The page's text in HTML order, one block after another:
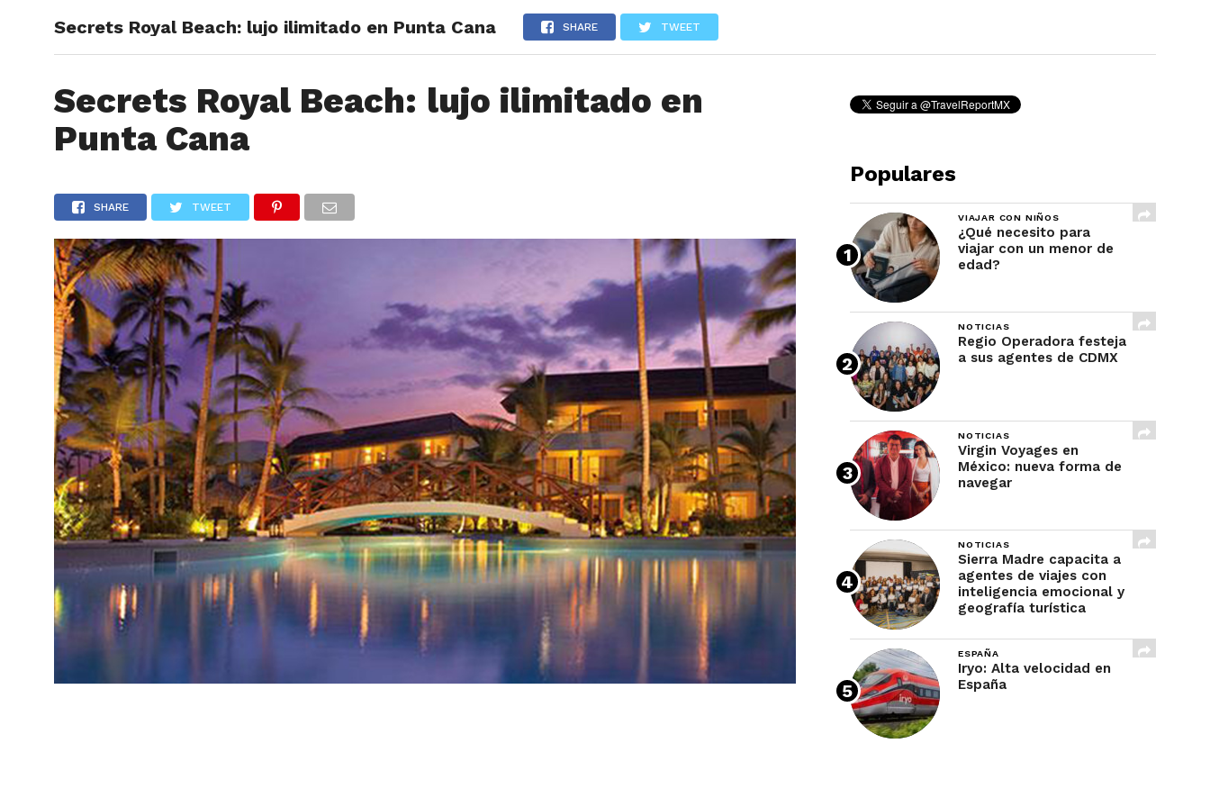
ARTÍCULOS REVIEWS EVENTOS GASTRONOMÍA
Secrets Royal Beach: lujo ilimitado en Punta Cana SHARE TWEET
Secrets Royal Beach: lujo ilimitado en
Punta Cana
SHARE TWEET
Populares
VIAJAR CON NIÑOS
¿Qué necesito para
viajar con un menor de
edad?
NOTICIAS
Regio Operadora festeja
a sus agentes de CDMX
NOTICIAS
Virgin Voyages en
México: nueva forma de
navegar
NOTICIAS
Sierra Madre capacita a
agentes de viajes con
inteligencia emocional y
geografía turística
ESPAÑA
Iryo: Alta velocidad en
España